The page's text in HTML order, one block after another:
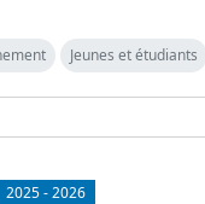
Jeunes et étudiants
2025-2026